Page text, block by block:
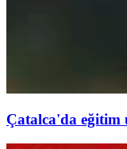
Çatalca'da eğitim